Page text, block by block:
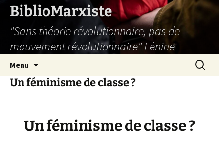
Aller
contenu
BiblioMarxiste
"Sans théorie révolutionnaire, pas de
mouvement révolutionnaire" Lénine
Menu
Un féminisme de classe ?
Un féminisme de classe ?